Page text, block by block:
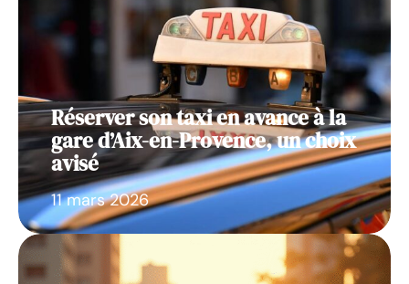
Réserver son taxi en avance à la
gare d’Aix-en-Provence, un choix
avisé
11 mars 2026